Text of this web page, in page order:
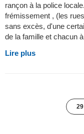
rançon à la police
frémissement , (les
sans excès, d'une
de la famille et chacun
Lire plus